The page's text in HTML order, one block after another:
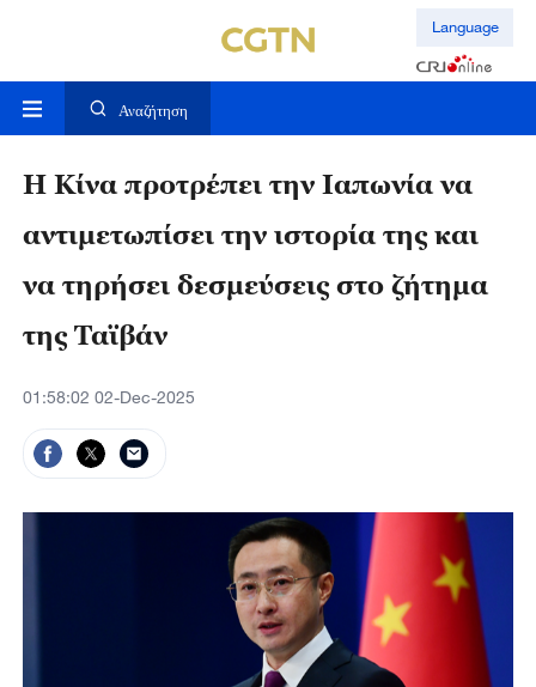
Language
Αναζήτηση
Η Κίνα προτρέπει την Ιαπωνία να
αντιμετωπίσει την ιστορία της και
να τηρήσει δεσμεύσεις στο ζήτημα
της Ταϊβάν
01:58:02 02-Dec-2025